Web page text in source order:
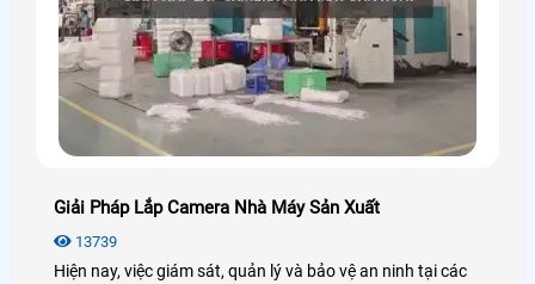
Giải Pháp Lắp Camera Nhà Máy Sản Xuất
13739
Hiện nay, việc giám sát, quản lý và bảo vệ an ninh tại các